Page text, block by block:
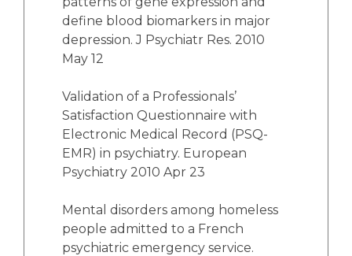
define blood biomarkers in major
depression. J Psychiatr Res. 2010
May 12
Validation of a Professionals’
Satisfaction Questionnaire with
Electronic Medical Record (PSQ-
EMR) in psychiatry. European
Psychiatry 2010 Apr 23
Mental disorders among homeless
people admitted to a French
psychiatric emergency service.